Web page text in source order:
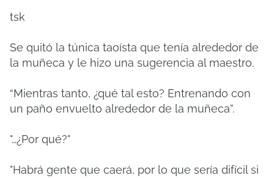
tsk
Se quitó la túnica taoísta que tenía alrededor de
la muñeca y le hizo una sugerencia al maestro.
“Mientras tanto, ¿qué tal esto? Entrenando con
un paño envuelto alrededor de la muñeca”.
"…¿Por qué?"
"Habrá gente que caerá, por lo que sería difícil si